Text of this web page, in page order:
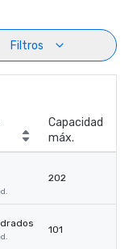
Filtros
Capacidad
máx.
202
101